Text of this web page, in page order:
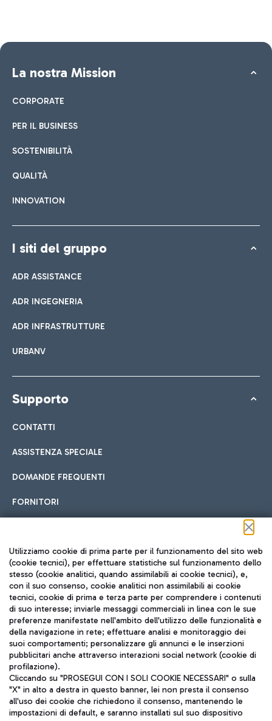
La nostra Mission
CORPORATE
PER IL BUSINESS
SOSTENIBILITÀ
QUALITÀ
INNOVATION
I siti del gruppo
ADR ASSISTANCE
ADR INGEGNERIA
ADR INFRASTRUTTURE
URBANV
Supporto
CONTATTI
ASSISTENZA SPECIALE
DOMANDE FREQUENTI
FORNITORI
Seguici sui social
TRAVEL JOURNAL
ITA
Utilizziamo cookie di prima parte per il funzionamento del sito web
(cookie tecnici), per effettuare statistiche sul funzionamento dello
stesso (cookie analitici, quando assimilabili ai cookie tecnici), e,
con il suo consenso, cookie analitici non assimilabili ai cookie
tecnici, cookie di prima e terza parte per comprendere i contenuti
di suo interesse; inviarle messaggi commerciali in linea con le sue
preferenze manifestate nell'ambito dell'utilizzo delle funzionalità e
della navigazione in rete; effettuare analisi e monitoraggio dei
suoi comportamenti; personalizzare gli annunci e le inserzioni
pubblicitari anche attraverso interazioni social network (cookie di
profilazione).
Cliccando su "PROSEGUI CON I SOLI COOKIE NECESSARI" o sulla
"X" in alto a destra in questo banner, lei non presta il consenso
all'uso dei cookie che richiedono il consenso, mantenendo le
impostazioni di default, e saranno installati sul suo dispositivo